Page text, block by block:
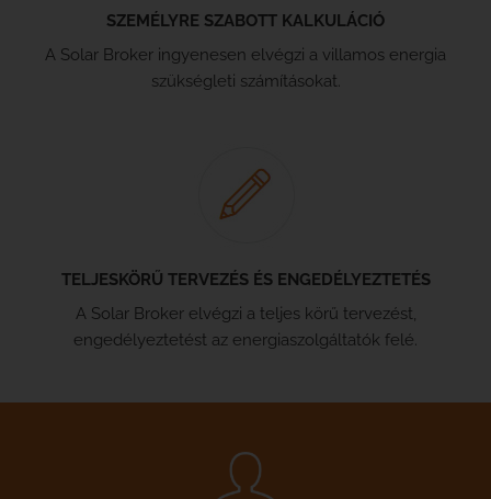
SZEMÉLYRE SZABOTT KALKULÁCIÓ
A Solar Broker ingyenesen elvégzi a villamos energia
szükségleti számításokat.
TELJESKÖRŰ TERVEZÉS ÉS ENGEDÉLYEZTETÉS
A Solar Broker elvégzi a teljes körű tervezést,
engedélyeztetést az energiaszolgáltatók felé.